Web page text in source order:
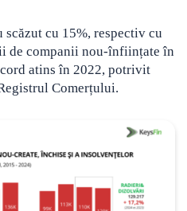
cu 15%, respectiv cu
de companii nou-înființate în
atins în 2022, potrivit
Comerțului.